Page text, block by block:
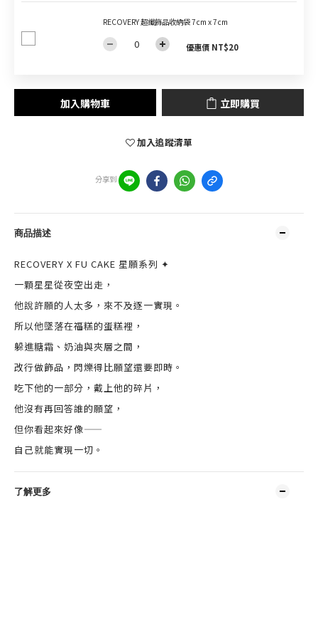
RECOVERY 超纖飾品收納袋 7cm x 7cm
優惠價 NT$20
加入購物車 立即購買
加入追蹤清單
分享到
商品描述
RECOVERY X FU CAKE 星願系列 ✦
一顆星星從夜空出走，
他說許願的人太多，來不及逐一實現。
所以他墜落在福糕的蛋糕裡，
躲進糖霜、奶油與夾層之間，
改行做飾品，閃爍得比願望還要即時。
吃下他的一部分，戴上他的碎片，
他沒有再回答誰的願望，
但你看起來好像——
自己就能實現一切。
了解更多